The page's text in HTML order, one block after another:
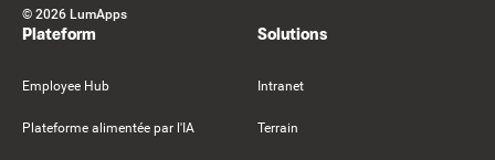
© 2026 LumApps
Plateform
Employee Hub
Plateforme alimentée par l'IA
Solutions
Intranet
Terrain